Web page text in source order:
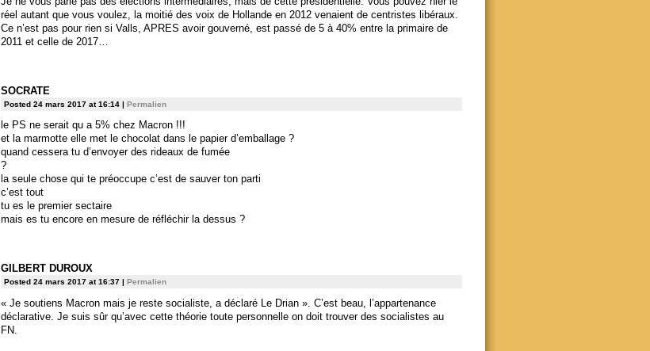
réel autant que vous voulez, la moitié des voix de Hollande en 2012 venaient de centristes libéraux.
Ce n’est pas pour rien si Valls, APRES avoir gouverné, est passé de 5 à 40% entre la primaire de
2011 et celle de 2017…
SOCRATE
Posted 24 mars 2017 at 16:14 | Permalien
le PS ne serait qu a 5% chez Macron !!!
et la marmotte elle met le chocolat dans le papier d’emballage ?
quand cessera tu d’envoyer des rideaux de fumée
?
la seule chose qui te préoccupe c’est de sauver ton parti
c’est tout
tu es le premier sectaire
mais es tu encore en mesure de réfléchir la dessus ?
GILBERT DUROUX
Posted 24 mars 2017 at 16:37 | Permalien
« Je soutiens Macron mais je reste socialiste, a déclaré Le Drian ». C’est beau, l’appartenance
déclarative. Je suis sûr qu’avec cette théorie toute personnelle on doit trouver des socialistes au
FN.